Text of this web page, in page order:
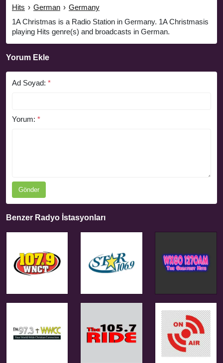
Hits › German › Germany
1A Christmas is a Radio Station in Germany. 1A Christmasis
playing Hits genre(s) and broadcasts in German.
Yorum Ekle
Ad Soyad: *
Yorum: *
Gönder
Benzer Radyo İstasyonları